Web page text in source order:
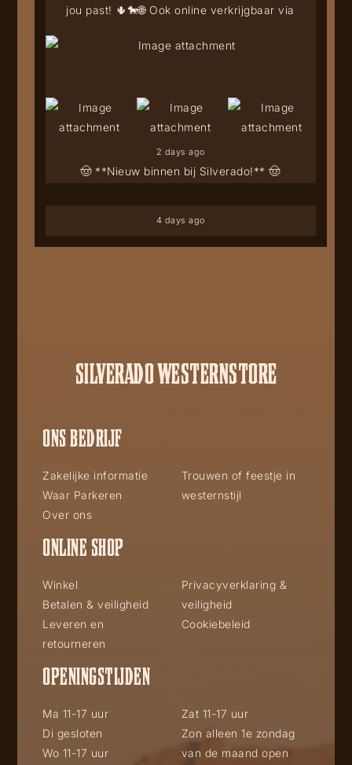
🤠 **Nieuw binnen bij Silverado!** 🤠
jou past! 🌵🐎🌐 Ook online verkrijgbaar via
2 days ago
4 days ago
SILVERADO WESTERNSTORE
ONS BEDRIJF
Zakelijke informatie
Waar Parkeren
Over ons
Trouwen of feestje in
westernstijl
ONLINE SHOP
Winkel
Betalen & veiligheid
Leveren en
retourneren
Privacyverklaring &
veiligheid
Cookiebeleid
OPENINGSTIJDEN
Ma 11-17 uur
Di gesloten
Wo 11-17 uur
Zat 11-17 uur
Zon alleen 1e zondag
van de maand open